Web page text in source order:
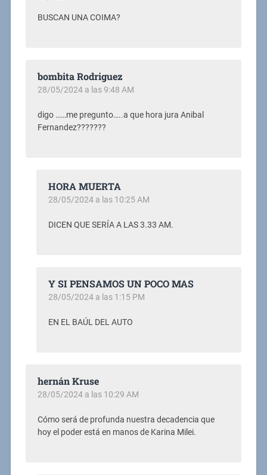
BUSCAN UNA COIMA?
bombita Rodriguez
28/05/2024 a las 9:48 AM
digo ……me pregunto…..a que hora jura Anibal
Fernandez???????
HORA MUERTA
28/05/2024 a las 10:25 AM
DICEN QUE SERÍA A LAS 3.33 AM.
Y SI PENSAMOS UN POCO MAS
28/05/2024 a las 1:15 PM
EN EL BAÚL DEL AUTO
hernán Kruse
28/05/2024 a las 10:29 AM
Cómo será de profunda nuestra decadencia que
hoy el poder está en manos de Karina Milei.